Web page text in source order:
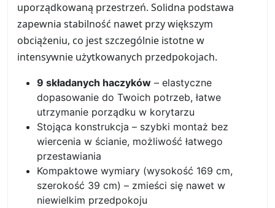
uporządkowaną przestrzeń. Solidna podstawa
zapewnia stabilność nawet przy większym
obciążeniu, co jest szczególnie istotne w
intensywnie użytkowanych przedpokojach.
9 składanych haczyków – elastyczne
dopasowanie do Twoich potrzeb, łatwe
utrzymanie porządku w korytarzu
Stojąca konstrukcja – szybki montaż bez
wiercenia w ścianie, możliwość łatwego
przestawiania
Kompaktowe wymiary (wysokość 169 cm,
szerokość 39 cm) – zmieści się nawet w
niewielkim przedpokoju